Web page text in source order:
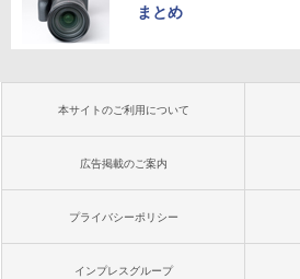
まとめ
本サイトのご利用について
広告掲載のご案内
プライバシーポリシー
インプレスグループ